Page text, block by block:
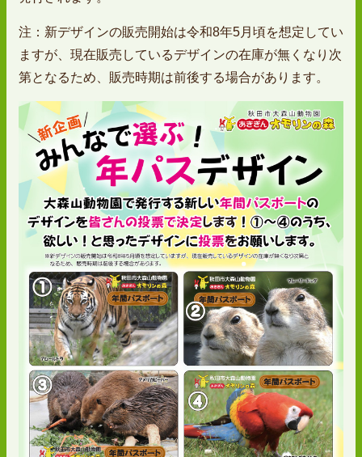
注：新デザインの販売開始は令和8年5月頃を想定してい
ますが、現在販売しているデザインの在庫が無くなり次
第となるため、販売時期は前後する場合があります。